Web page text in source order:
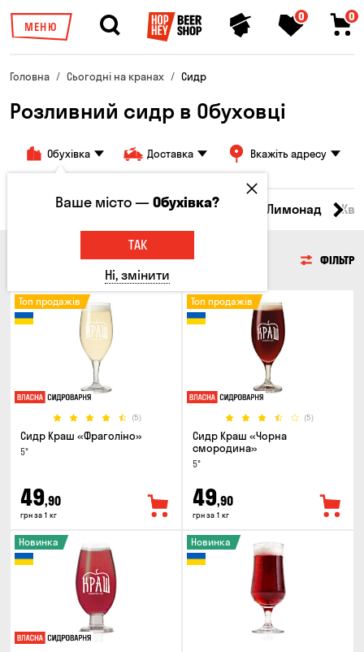
МЕНЮ
0 0
Головна Сьогодні на кранах Сидр
Розливний сидр в Обуховці
Обухівка Доставка Вкажіть адресу
Всі товари Пиво Сидр Лимонад
ФІЛЬТР
(5)
Топ продажів
Сидр Краш «Фраголіно»
5°
49,90
грн за 1 кг
(5)
Топ продажів
Сидр Краш «Чорна
смородина»
5°
49,90
грн за 1 кг
Новинка Новинка
Ваше місто —Обухівка?
ТАК
Ні, змінити